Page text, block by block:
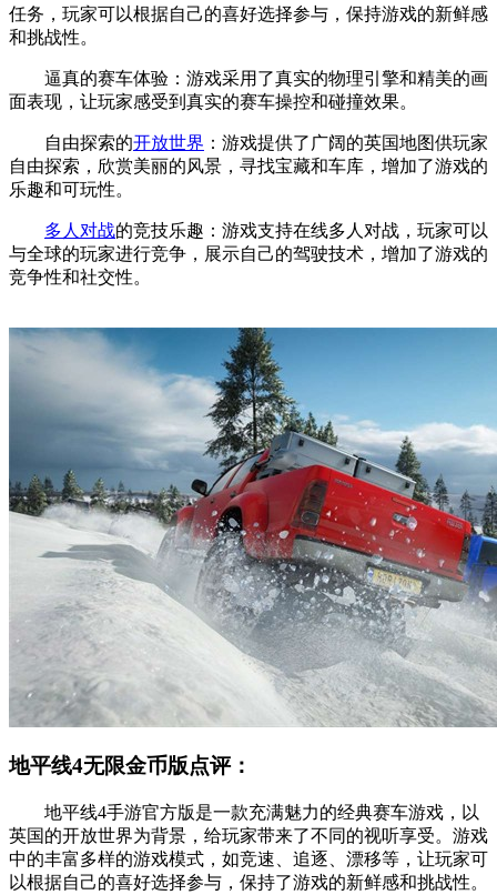
任务，玩家可以根据自己的喜好选择参与，保持游戏的新鲜感
和挑战性。
逼真的赛车体验：游戏采用了真实的物理引擎和精美的画
面表现，让玩家感受到真实的赛车操控和碰撞效果。
自由探索的开放世界 ：游戏提供了广阔的英国地图供玩家
自由探索，欣赏美丽的风景，寻找宝藏和车库，增加了游戏的
乐趣和可玩性。
多人对战的竞技乐趣：游戏支持在线多人对战，玩家可以
与全球的玩家进行竞争，展示自己的驾驶技术，增加了游戏的
竞争性和社交性。
地平线4无限金币版点评：
地平线4手游官方版是一款充满魅力的经典赛车游戏，以
英国的开放世界为背景，给玩家带来了不同的视听享受。游戏
中的丰富多样的游戏模式，如竞速、追逐、漂移等，让玩家可
以根据自己的喜好选择参与，保持了游戏的新鲜感和挑战性。